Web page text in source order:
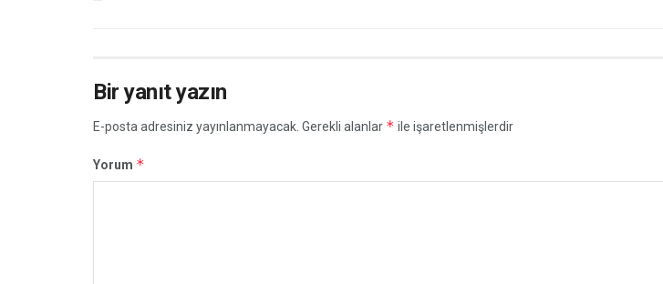
Bir yanıt yazın
E-posta adresiniz yayınlanmayacak. Gerekli alanlar * ile işaretlenmişlerdir
Yorum *